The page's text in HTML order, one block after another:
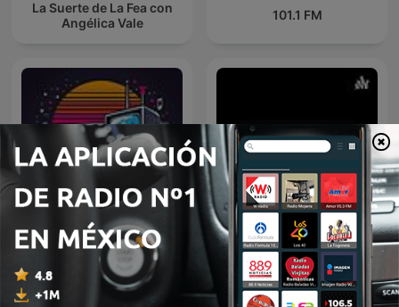
La Suerte de La Fea con
Angélica Vale
101.1 FM
Retro 80s
Cuernavaca Life Y Sus
Personajes